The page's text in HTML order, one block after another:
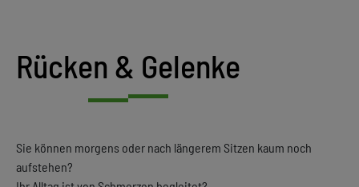
Rücken & Gelenke
Sie können morgens oder nach längerem Sitzen kaum noch
aufstehen?